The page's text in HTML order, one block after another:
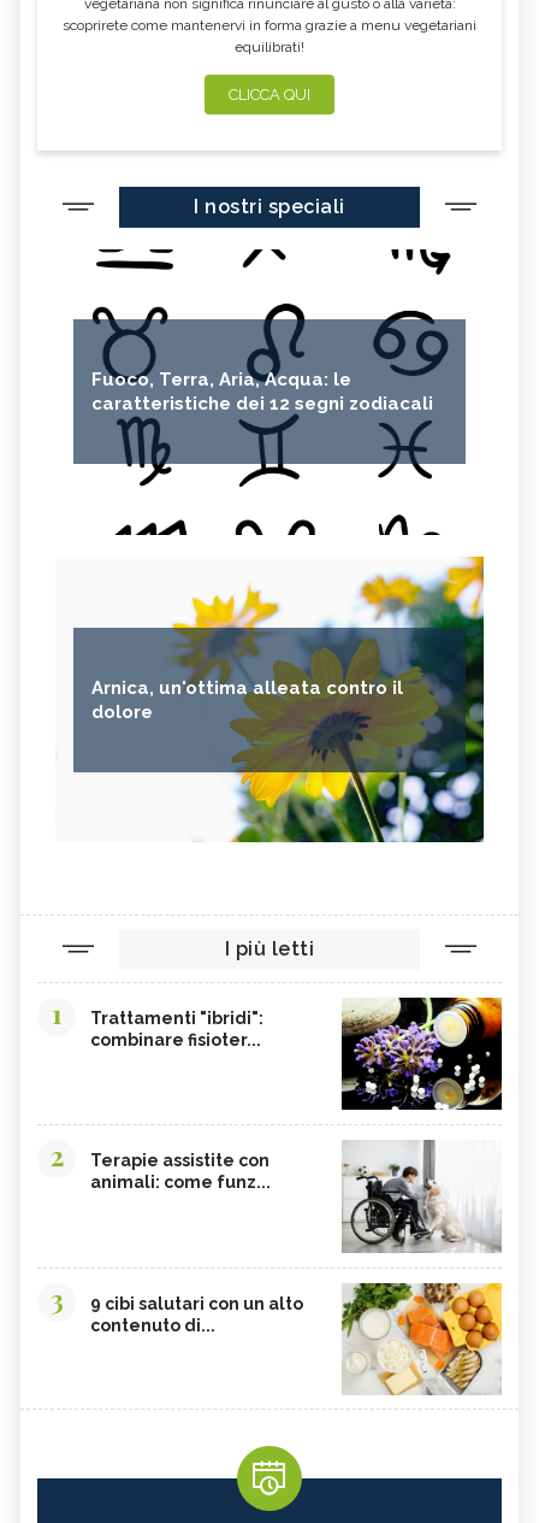
scoprirete come mantenervi in forma grazie a menu vegetariani
equilibrati!
CLICCA QUI
I nostri speciali
Fuoco, Terra, Aria, Acqua: le
caratteristiche dei 12 segni zodiacali
Arnica, un'ottima alleata contro il
dolore
I più letti
1
Trattamenti "ibridi":
combinare fisioter...
2
Terapie assistite con
animali: come funz...
3
9 cibi salutari con un alto
contenuto di...